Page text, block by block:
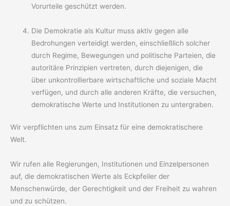
Vorurteile geschützt werden.
Die Demokratie als Kultur muss aktiv gegen alle
Bedrohungen verteidigt werden, einschließlich solcher
durch Regime, Bewegungen und politische Parteien, die
autoritäre Prinzipien vertreten, durch diejenigen, die
über unkontrollierbare wirtschaftliche und soziale Macht
verfügen, und durch alle anderen Kräfte, die versuchen,
demokratische Werte und Institutionen zu untergraben.
Wir verpflichten uns zum Einsatz für eine demokratischere
Welt.
Wir rufen alle Regierungen, Institutionen und Einzelpersonen
auf, die demokratischen Werte als Eckpfeiler der
Menschenwürde, der Gerechtigkeit und der Freiheit zu wahren
und zu schützen.